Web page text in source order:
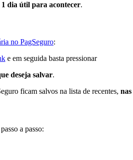
1 dia útil para acontecer.
no PagSeguro:
e em seguida basta pressionar
deseja salvar.
ficam salvos na lista de recentes,
a passo: